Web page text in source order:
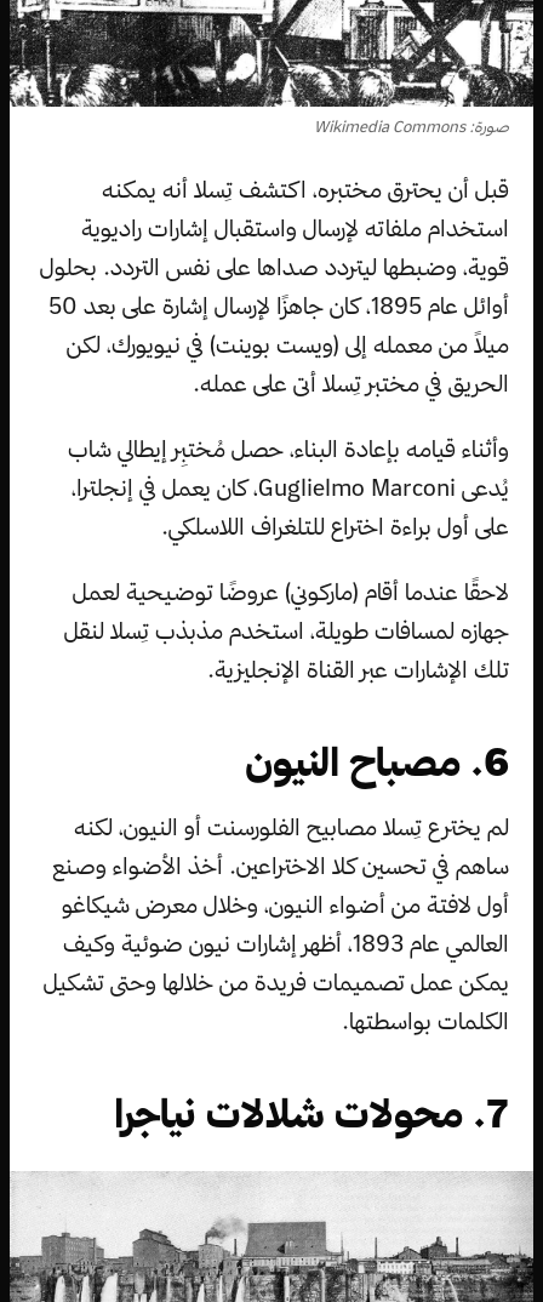
صورة: Wikimedia Commons
قبل أن يحترق مختبره، اكتشف تِسلا أنه يمكنه
استخدام ملفاته لإرسال واستقبال إشارات راديوية
قوية، وضبطها ليتردد صداها على نفس التردد. بحلول
أوائل عام 1895، كان جاهزًا لإرسال إشارة على بعد 50
ميلاً من معمله إلى (ويست بوينت) في نيويورك، لكن
الحريق في مختبر تِسلا أتى على عمله.
وأثناء قيامه بإعادة البناء، حصل مُختبِر إيطالي شاب
يُدعى Guglielmo Marconi، كان يعمل في إنجلترا،
على أول براءة اختراع للتلغراف اللاسلكي.
لاحقًا عندما أقام (ماركوني) عروضًا توضيحية لعمل
جهازه لمسافات طويلة، استخدم مذبذب تِسلا لنقل
تلك الإشارات عبر القناة الإنجليزية.
6. مصباح النيون
لم يخترع تِسلا مصابيح الفلورسنت أو النيون، لكنه
ساهم في تحسين كلا الاختراعين. أخذ الأضواء وصنع
أول لافتة من أضواء النيون، وخلال معرض شيكاغو
العالمي عام 1893، أظهر إشارات نيون ضوئية وكيف
يمكن عمل تصميمات فريدة من خلالها وحتى تشكيل
الكلمات بواسطتها.
7. محولات شلالات نياجرا